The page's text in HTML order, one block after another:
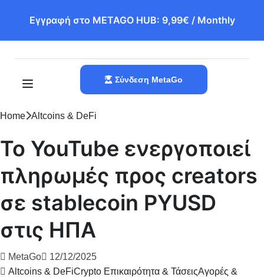
Εγγραφή στο METAGO HUB: 9,99€ / Monthly
Σύνδεση MetaGo
Home Altcoins & DeFi
Το YouTube ενεργοποιεί
πληρωμές προς creators
σε stablecoin PYUSD
στις ΗΠΑ
MetaGo
12/12/2025
Altcoins & DeFiCrypto Επικαιρότητα & ΤάσειςΑγορές &